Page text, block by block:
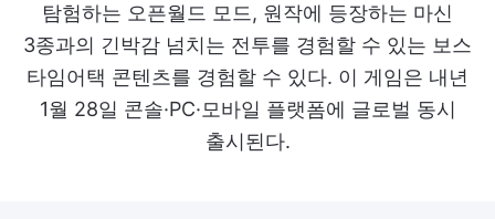
탐험하는 오픈월드 모드, 원작에 등장하는 마신
3종과의 긴박감 넘치는 전투를 경험할 수 있는 보스
타임어택 콘텐츠를 경험할 수 있다. 이 게임은 내년
1월 28일 콘솔·PC·모바일 플랫폼에 글로벌 동시
출시된다.